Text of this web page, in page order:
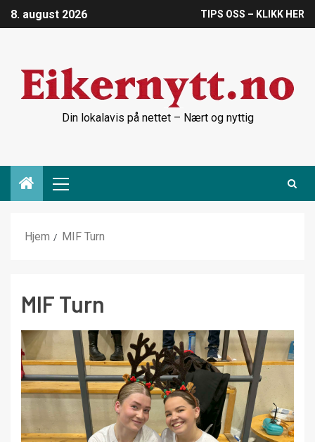
8. august 2026 TIPS OSS – KLIKK HER
Din lokalavis på nettet – Nært og nyttig
Hjem MIF Turn
MIF Turn